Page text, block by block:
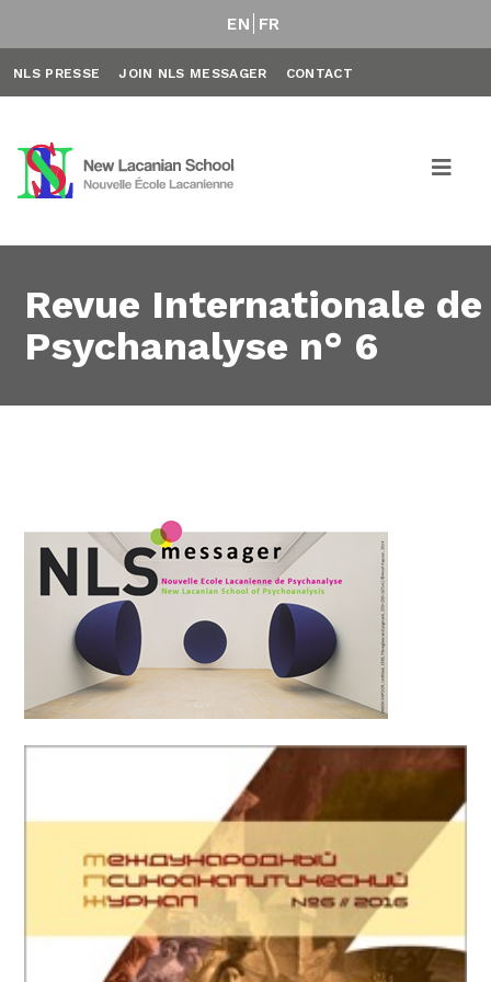
EN FR
NLS PRESSE JOIN NLS MESSAGER CONTACT
Revue Internationale de
Psychanalyse n° 6